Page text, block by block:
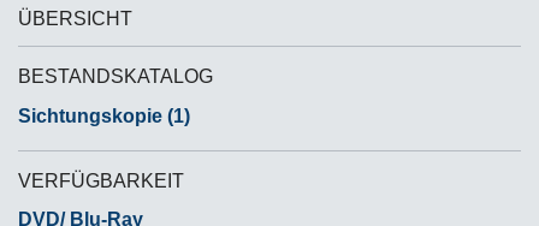
ÜBERSICHT
BESTANDSKATALOG
Sichtungskopie (1)
VERFÜGBARKEIT
DVD/ Blu-Ray